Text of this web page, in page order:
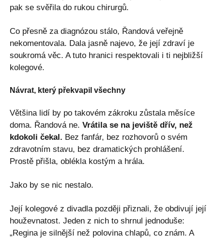
pak se svěřila do rukou chirurgů.
Co přesně za diagnózou stálo, Řandová veřejně
nekomentovala. Dala jasně najevo, že její zdraví je
soukromá věc. A tuto hranici respektovali i ti nejbližší
kolegové.
Návrat, který překvapil všechny
Většina lidí by po takovém zákroku zůstala měsíce
doma. Řandová ne. Vrátila se na jeviště dřív, než
kdokoli čekal. Bez fanfár, bez rozhovorů o svém
zdravotním stavu, bez dramatických prohlášení.
Prostě přišla, oblékla kostým a hrála.
Jako by se nic nestalo.
Její kolegové z divadla později přiznali, že obdivují její
houževnatost. Jeden z nich to shrnul jednoduše:
„Regina je silnější než polovina chlapů, co znám. A